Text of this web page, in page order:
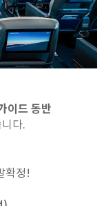
이드 동반
다.
확정!